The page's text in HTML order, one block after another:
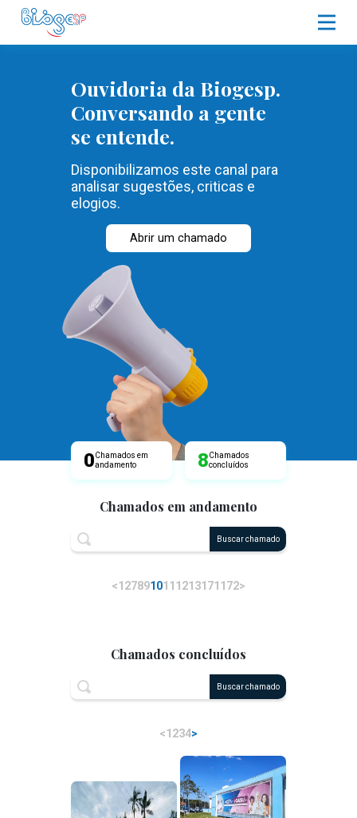
Ouvidoria da Biogesp.
Conversando a gente
se entende.
Disponibilizamos este canal para
analisar sugestões, criticas e
elogios.
Abrir um chamado
0Chamados em
andamento
8Chamados
concluídos
Chamados em andamento
Buscar chamado
<1 27891011 1213171 172>
Chamados concluídos
Buscar chamado
<1 234>